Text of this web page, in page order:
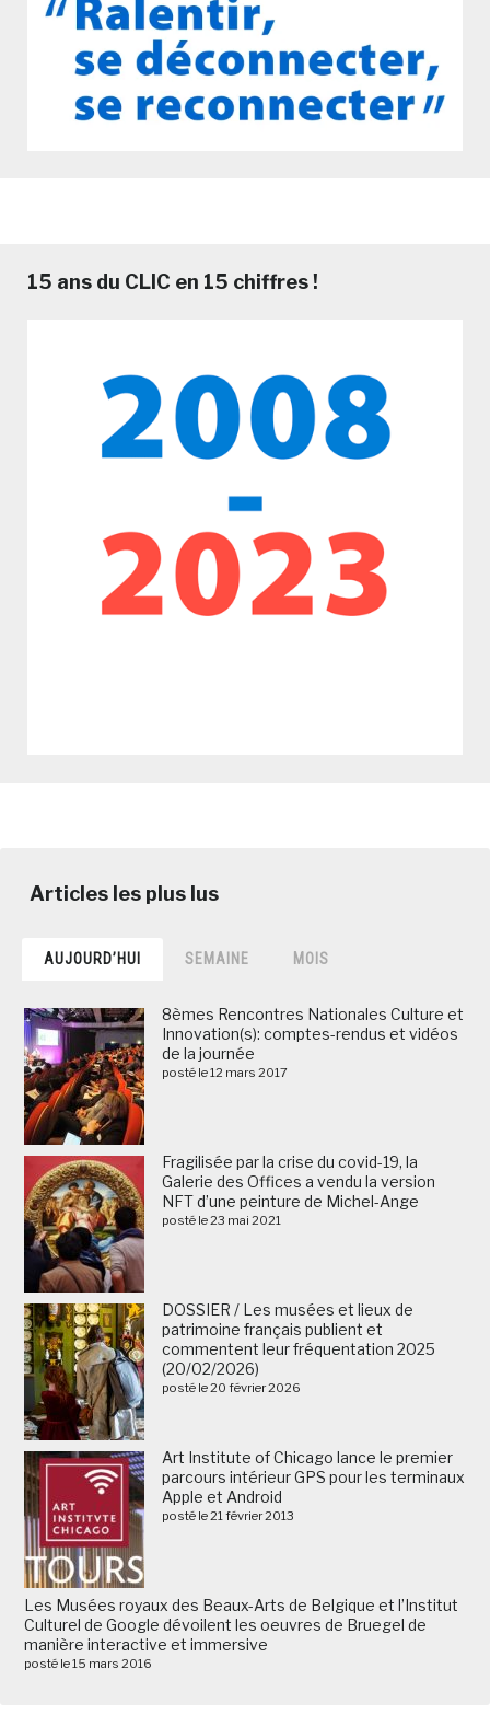
15 ans du CLIC en 15 chiffres !
AUJOURD’HUI SEMAINE MOIS
8èmes Rencontres Nationales Culture et
Innovation(s): comptes-rendus et vidéos
de la journée
posté le 12 mars 2017
Fragilisée par la crise du covid-19, la
Galerie des Offices a vendu la version
NFT d’une peinture de Michel-Ange
posté le 23 mai 2021
DOSSIER / Les musées et lieux de
patrimoine français publient et
commentent leur fréquentation 2025
(20/02/2026)
posté le 20 février 2026
Art Institute of Chicago lance le premier
parcours intérieur GPS pour les terminaux
Apple et Android
posté le 21 février 2013
Les Musées royaux des Beaux-Arts de Belgique et l’Institut
Culturel de Google dévoilent les oeuvres de Bruegel de
manière interactive et immersive
posté le 15 mars 2016